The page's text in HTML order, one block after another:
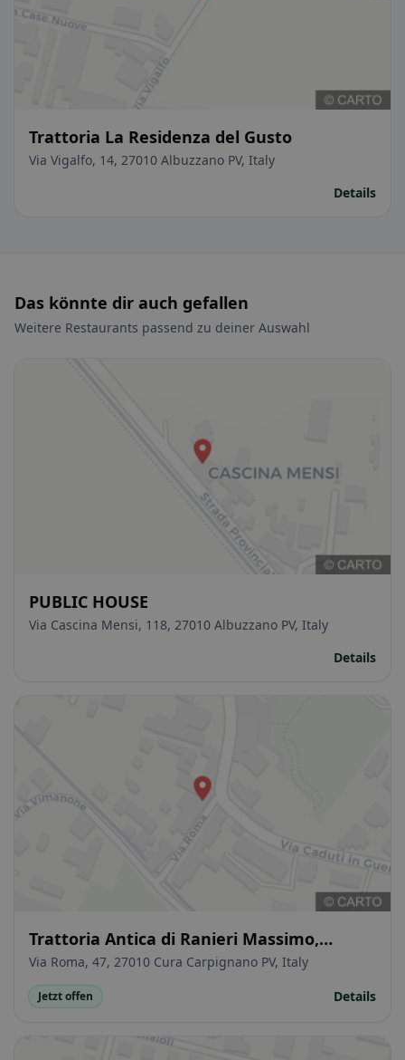
Trattoria La Residenza del Gusto
Via Vigalfo, 14, 27010 Albuzzano PV, Italy
Details
Das könnte dir auch gefallen
Weitere Restaurants passend zu deiner Auswahl
PUBLIC HOUSE
Via Cascina Mensi, 118, 27010 Albuzzano PV, Italy
Details
Trattoria Antica di Ranieri Massimo,
Alexandra, Christian
Via Roma, 47, 27010 Cura Carpignano PV, Italy
Jetzt offen Details